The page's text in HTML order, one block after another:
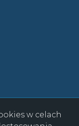
w celach